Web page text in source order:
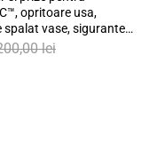
opritoare usa,
spalat vase, sigurante
si colturilei